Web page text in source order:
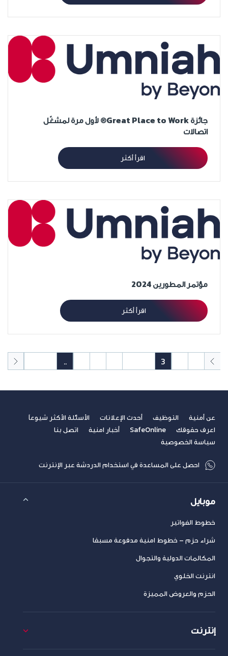
جائزة Great Place to Work® لأول مرة لمشغّل
اتصالات
اقرأ أكثر
مؤتمر المطورين 2024
اقرأ أكثر
3
..
عن أمنية التوظيف أحدث الإعلانات
الأسئلة الأكثر شيوعاً
اعرف حقوقك
SafeOnline أخبار امنية
اتصل بنا
سياسة الخصوصية
احصل على المساعدة في استخدام الدردشة عبر الإنترنت
موبايل
خطوط الفواتير
شراء حزم – خطوط امنية مدفوعة مسبقا
المكالمات الدولية والتجوال
انترنت الخلوي
الحزم والعروض المميزة
إنترنت